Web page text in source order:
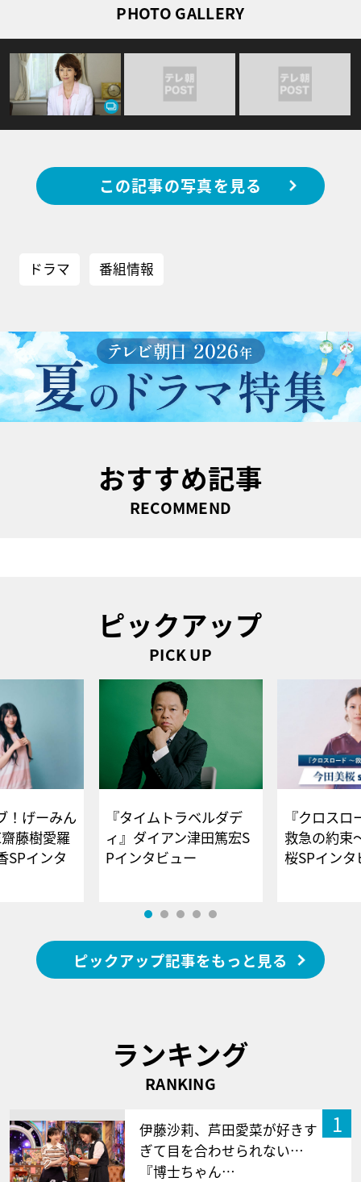
PHOTO GALLERY
この記事の写真を見る
ドラマ 番組情報
おすすめ記事
RECOMMEND
ピックアップ
PICK UP
！げーみん
藤樹愛羅
SPインタ
『タイムトラベルダデ
ィ』ダイアン津田篤宏S
Pインタビュー
『クロス
救急の約束
桜SPイ
ピックアップ記事をもっと見る
ランキング
RANKING
1
伊藤沙莉、芦田愛菜が好きす
ぎて目を合わせられない…
『博士ちゃん…